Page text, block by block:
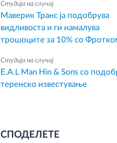
Студија на случај
Маверик Транс ја подобрува
видливоста и ги намалува
трошоците за 10% со
Студија на случај
E.A.L Man Hin & Sons со
теренско известување
СПОДЕЛЕТЕ